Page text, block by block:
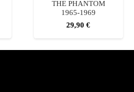
THE PHANTOM
1965-1969
29,90 €